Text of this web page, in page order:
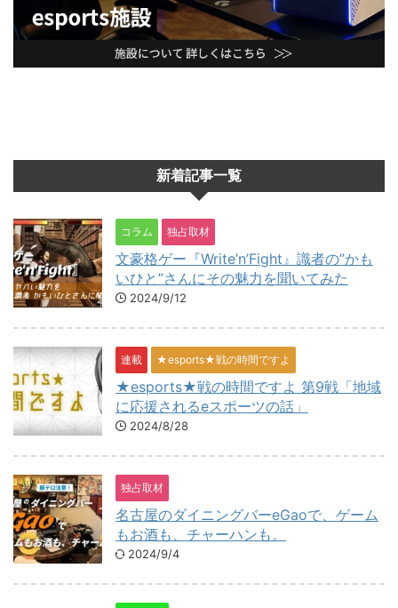
新着記事一覧
コラム 独占取材
文豪格ゲー『Write’n’Fight』識者の”かも
いひと”さんにその魅力を聞いてみた
2024/9/12
連載 ★esports★戦の時間ですよ
★esports★戦の時間ですよ 第9戦「地域
に応援されるeスポーツの話」
2024/8/28
独占取材
名古屋のダイニングバーeGaoで、ゲーム
もお酒も、チャーハンも。
2024/9/4